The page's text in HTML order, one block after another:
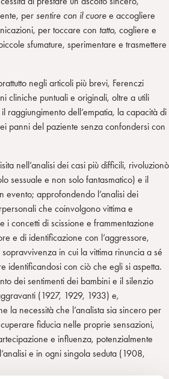
per sentire con il cuore e accogliere
per toccare con tatto, cogliere e
sfumature, sperimentare e trasmettere
negli articoli più brevi, Ferenczi
cliniche puntuali e originali, oltre a utili
raggiungimento dell’empatia, la capacità di
panni del paziente senza confondersi con
nell’analisi dei casi più difficili, rivoluzionò
sessuale e non solo fantasmatico) e il
evento; approfondendo l’analisi dei
che coinvolgono vittima e
i concetti di scissione e frammentazione
e di identificazione con l’aggressore,
in cui la vittima rinuncia a sé
identificandosi con ciò che egli si aspetta.
dei sentimenti dei bambini e il silenzio
(1927, 1929, 1933) e,
la necessità che l’analista sia sincero per
fiducia nelle proprie sensazioni,
e influenza, potenzialmente
e in ogni singola seduta (1908,